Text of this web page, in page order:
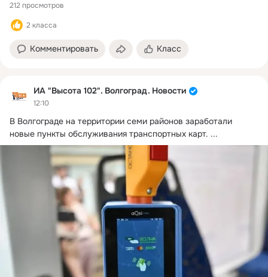
212 просмотров
2 класса
Комментировать Класс
ИА "Высота 102". Волгоград. Новости
12:10
В Волгограде на территории семи районов заработали
новые пункты обслуживания транспортных карт. ...